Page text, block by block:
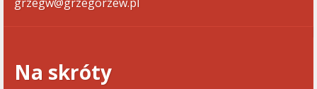
Na skróty